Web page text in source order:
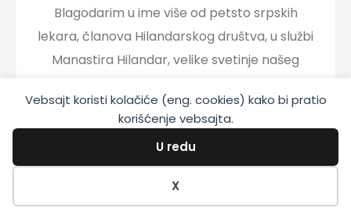
Vebsajt koristi kolačiće (eng. cookies) kako bi pratio
korišćenje vebsajta.
U redu
X
Blagodarim u ime više od petsto srpskih
lekara, članova Hilandarskog društva, u službi
Manastira Hilandar, velike svetinje našeg
Želeći Vam svako dobro, blagdareći,
Prof. dr Radisav Rašo Šćepanović
Prof. dr Radisav Rašo
Šćepanović
Pred. Hilandarskog lekarskog društva